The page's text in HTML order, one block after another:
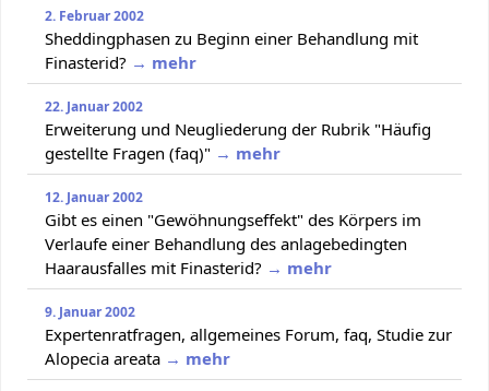
2. Februar 2002
Sheddingphasen zu Beginn einer Behandlung mit
Finasterid? → mehr
22. Januar 2002
Erweiterung und Neugliederung der Rubrik "Häufig
gestellte Fragen (faq)" → mehr
12. Januar 2002
Gibt es einen "Gewöhnungseffekt" des Körpers im
Verlaufe einer Behandlung des anlagebedingten
Haarausfalles mit Finasterid? → mehr
9. Januar 2002
Expertenratfragen, allgemeines Forum, faq, Studie zur
Alopecia areata → mehr